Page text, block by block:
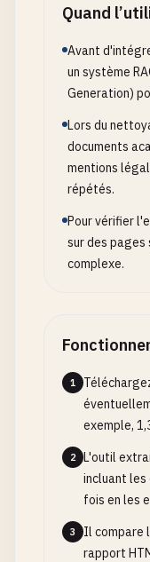
Quand
Avant
un système
Generation)
Lors du
documents
mentions
répétés.
Pour vérifier
sur des pages
complexe.
1
exemple,
2
L'outil
incluant
fois en les
3
Il compare
rapport